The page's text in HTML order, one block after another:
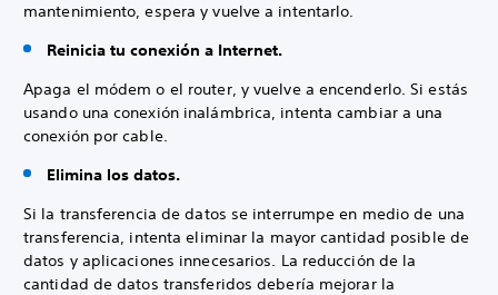
mantenimiento, espera y vuelve a intentarlo.
Reinicia tu conexión a Internet.
Apaga el módem o el router, y vuelve a encenderlo. Si estás
usando una conexión inalámbrica, intenta cambiar a una
conexión por cable.
Elimina los datos.
Si la transferencia de datos se interrumpe en medio de una
transferencia, intenta eliminar la mayor cantidad posible de
datos y aplicaciones innecesarios. La reducción de la
cantidad de datos transferidos debería mejorar la